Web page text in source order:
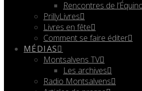
Rencontres de
PrillyLivres
Livres en fête
Comment se faire éditer
MÉDIAS
Montsalvens TV
Les archives
Radio Montsalvens